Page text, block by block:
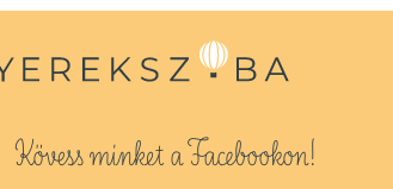
Kövess minket a Facebookon!